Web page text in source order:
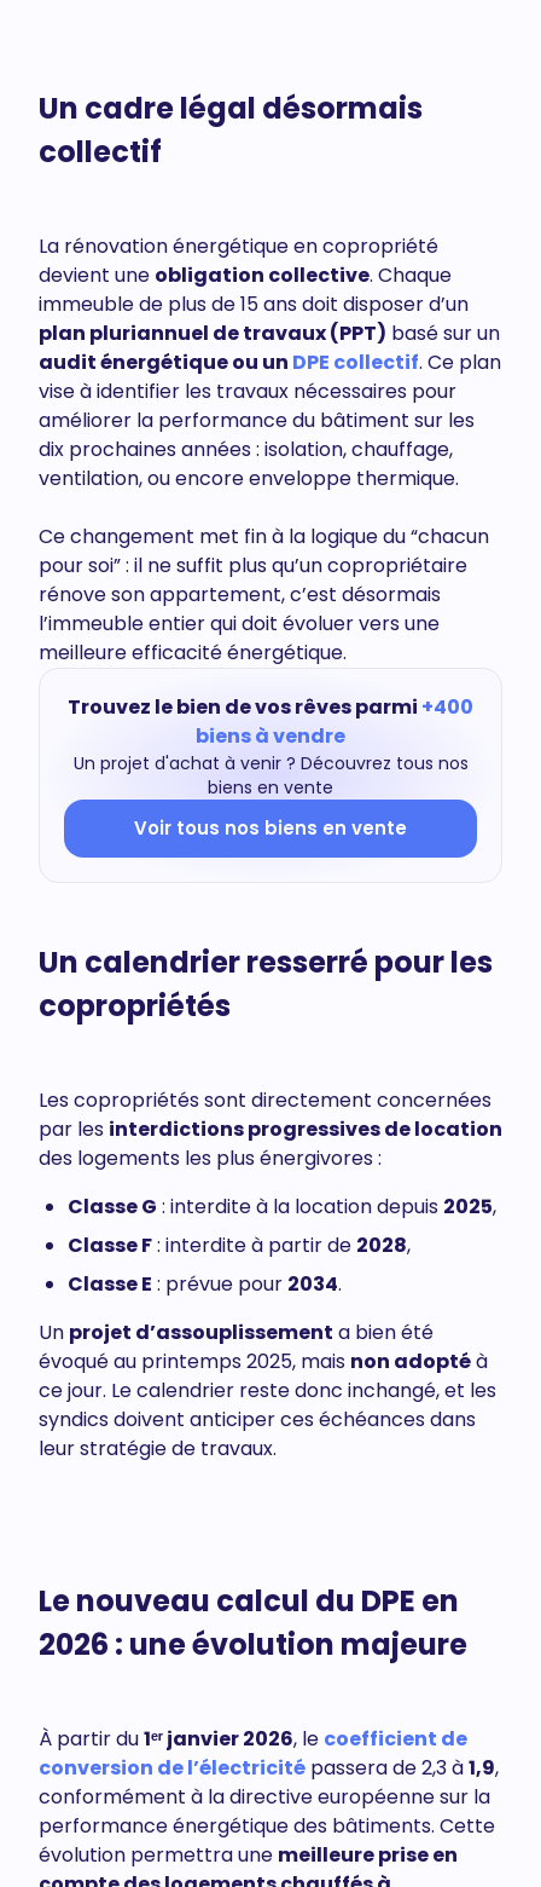
Un cadre légal désormais
collectif
La rénovation énergétique en copropriété
devient une obligation collective. Chaque
immeuble de plus de 15 ans doit disposer d’un
plan pluriannuel de travaux (PPT) basé sur un
audit énergétique ou un DPE collectif. Ce plan
vise à identifier les travaux nécessaires pour
améliorer la performance du bâtiment sur les
dix prochaines années : isolation, chauffage,
ventilation, ou encore enveloppe thermique.
Ce changement met fin à la logique du “chacun
pour soi” : il ne suffit plus qu’un copropriétaire
rénove son appartement, c’est désormais
l’immeuble entier qui doit évoluer vers une
meilleure efficacité énergétique.
Trouvez le bien de vos rêves parmi +400
biens à vendre
Un projet d'achat à venir ? Découvrez tous nos
biens en vente
Voir tous nos biens en vente
Un calendrier resserré pour les
copropriétés
Les copropriétés sont directement concernées
par les interdictions progressives de location
des logements les plus énergivores :
Classe G : interdite à la location depuis 2025,
Classe F: interdite à partir de 2028,
Classe E : prévue pour 2034.
Un projet d’assouplissement a bien été
évoqué au printemps 2025, mais non adoptéà
ce jour. Le calendrier reste donc inchangé, et les
syndics doivent anticiper ces échéances dans
leur stratégie de travaux.
Le nouveau calcul du DPE en
2026 : une évolution majeure
À partir du1ᵉʳ janvier 2026, le coefficient de
conversion de l’électricité passera de 2,3 à1,9,
conformément à la directive européenne sur la
performance énergétique des bâtiments. Cette
évolution permettra une meilleure prise en